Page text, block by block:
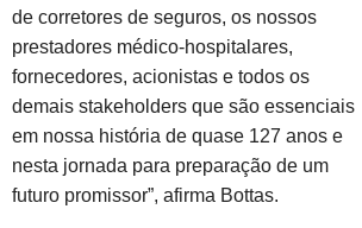
de corretores de seguros, os nossos
prestadores médico-hospitalares,
fornecedores, acionistas e todos os
demais stakeholders que são essenciais
em nossa história de quase 127 anos e
nesta jornada para preparação de um
futuro promissor”, afirma Bottas.